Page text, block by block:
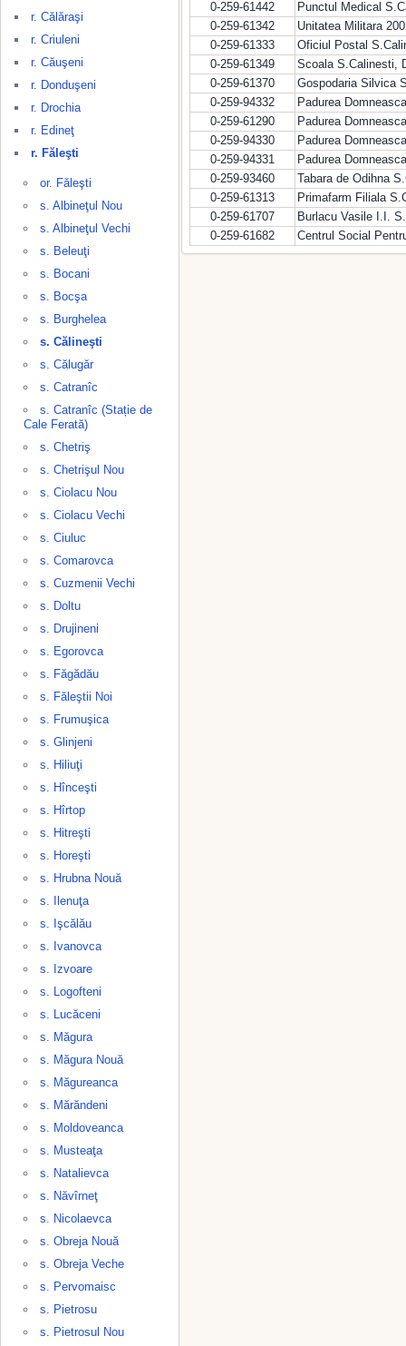
r. Călăraşi
r. Criuleni
r. Căuşeni
r. Donduşeni
r. Drochia
r. Edineţ
r. Făleşti
or. Făleşti
s. Albineţul Nou
s. Albineţul Vechi
s. Beleuţi
s. Bocani
s. Bocşa
s. Burghelea
s. Călineşti
s. Călugăr
s. Catranîc
s. Catranîc (Stație de
Cale Ferată)
s. Chetriş
s. Chetrişul Nou
s. Ciolacu Nou
s. Ciolacu Vechi
s. Ciuluc
s. Comarovca
s. Cuzmenii Vechi
s. Doltu
s. Drujineni
s. Egorovca
s. Făgădău
s. Făleştii Noi
s. Frumuşica
s. Glinjeni
s. Hiliuţi
s. Hînceşti
s. Hîrtop
s. Hitreşti
s. Horeşti
s. Hrubna Nouă
s. Ilenuţa
s. Işcălău
s. Ivanovca
s. Izvoare
s. Logofteni
s. Lucăceni
s. Măgura
s. Măgura Nouă
s. Măgureanca
s. Mărăndeni
s. Moldoveanca
s. Musteaţa
s. Natalievca
s. Năvîrneţ
s. Nicolaevca
s. Obreja Nouă
s. Obreja Veche
s. Pervomaisc
s. Pietrosu
s. Pietrosul Nou
0-259-61442
Punctul Medical
0-259-61342
Unitatea Militara
0-259-61333
Oficiul Postal
0-259-61349
Scoala S.Calinesti,
0-259-61370
Gospodaria Silvica
0-259-94332
Padurea
0-259-61290
Padurea
0-259-94330
Padurea
0-259-94331
Padurea
0-259-93460
Tabara de Odihna
0-259-61313
Primafarm Filiala
0-259-61707
Burlacu Vasile I.I.
0-259-61682
Centrul Social